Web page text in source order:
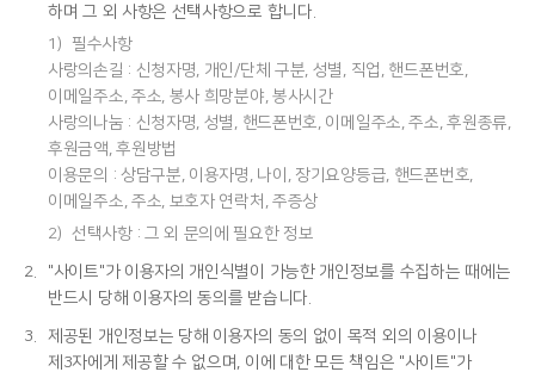
하며 그 외 사항은 선택사항으로 합니다.
1)
필수사항
사랑의손길 : 신청자명, 개인/단체 구분, 성별, 직업, 핸드폰번호,
이메일주소, 주소, 봉사 희망분야, 봉사시간
사랑의나눔 : 신청자명, 성별, 핸드폰번호, 이메일주소, 주소, 후원종류,
후원금액, 후원방법
이용문의 : 상담구분, 이용자명, 나이, 장기요양등급, 핸드폰번호,
이메일주소, 주소, 보호자 연락처, 주증상
2) 선택사항 : 그 외 문의에 필요한 정보
2.
"사이트"가 이용자의 개인식별이 가능한 개인정보를 수집하는 때에는
반드시 당해 이용자의 동의를 받습니다.
3.
제공된 개인정보는 당해 이용자의 동의 없이 목적 외의 이용이나
제3자에게 제공할 수 없으며, 이에 대한 모든 책임은 "사이트"가